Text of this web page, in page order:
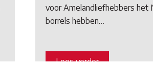
voor Amelandliefhebbers het
borrels hebben…
Lees verder